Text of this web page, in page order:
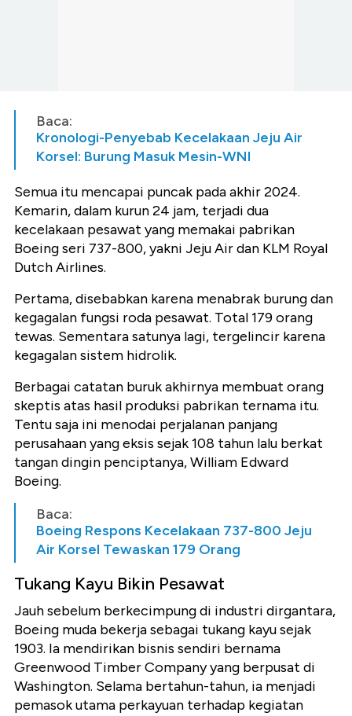
Baca:
Kronologi-Penyebab Kecelakaan Jeju Air
Korsel: Burung Masuk Mesin-WNI
Semua itu mencapai puncak pada akhir 2024.
Kemarin, dalam kurun 24 jam, terjadi dua
kecelakaan pesawat yang memakai pabrikan
Boeing seri 737-800, yakni Jeju Air dan KLM Royal
Dutch Airlines.
Pertama, disebabkan karena menabrak burung dan
kegagalan fungsi roda pesawat. Total 179 orang
tewas. Sementara satunya lagi, tergelincir karena
kegagalan sistem hidrolik.
Berbagai catatan buruk akhirnya membuat orang
skeptis atas hasil produksi pabrikan ternama itu.
Tentu saja ini menodai perjalanan panjang
perusahaan yang eksis sejak 108 tahun lalu berkat
tangan dingin penciptanya, William Edward
Boeing.
Baca:
Boeing Respons Kecelakaan 737-800 Jeju
Air Korsel Tewaskan 179 Orang
Tukang Kayu Bikin Pesawat
Jauh sebelum berkecimpung di industri dirgantara,
Boeing muda bekerja sebagai tukang kayu sejak
1903. Ia mendirikan bisnis sendiri bernama
Greenwood Timber Company yang berpusat di
Washington. Selama bertahun-tahun, ia menjadi
pemasok utama perkayuan terhadap kegiatan